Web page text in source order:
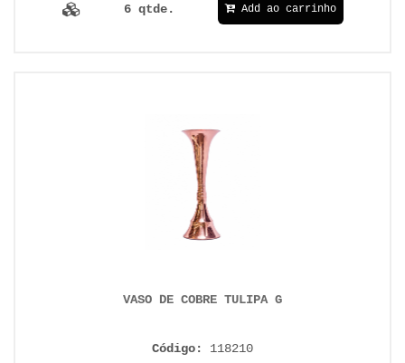
6 qtde. Add ao carrinho
VASO DE COBRE TULIPA G
Código: 118210